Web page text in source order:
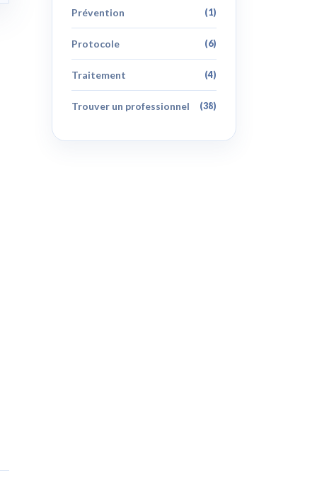
Prévention (1)
Protocole (6)
Traitement (4)
Trouver un professionnel (38)